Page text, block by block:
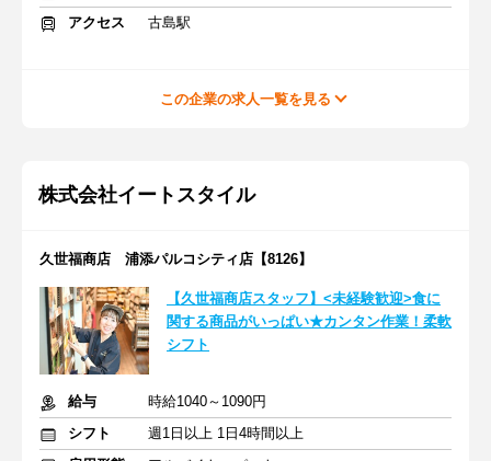
アクセス
古島駅
この企業の求人一覧を見る
株式会社イートスタイル
久世福商店 浦添パルコシティ店【8126】
【久世福商店スタッフ】<未経験歓迎>食に
関する商品がいっぱい★カンタン作業！柔軟
シフト
給与
時給1040～1090円
シフト
週1日以上 1日4時間以上